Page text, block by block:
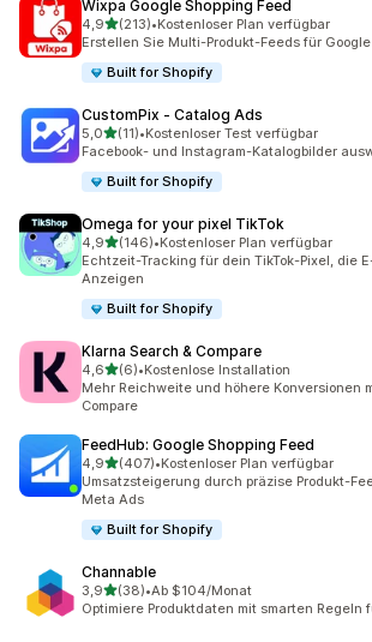
Wixpa Google Shopping Feed
4,9von 5 Sternen
(213)
213 Rezensionen insgesamt
•Kostenloser Plan verfügbar
Erstellen Sie Multi-Produkt-Feeds für
Built for Shopify
CustomPix ‑ Catalog Ads
5,0von 5 Sternen
(11)
11 Rezensionen insgesamt
•Kostenloser Test verfügbar
Facebook- und Instagram-Katalogbilder
Built for Shopify
Omega for your pixel TikTok
4,9von 5 Sternen
(146)
146 Rezensionen insgesamt
•Kostenloser Plan verfügbar
Echtzeit-Tracking für dein TikTok-Pixel, die
Anzeigen
Built for Shopify
Klarna Search & Compare
4,6von 5 Sternen
(6)
6 Rezensionen insgesamt
•Kostenlose Installation
Mehr Reichweite und höhere Konversionen
Compare
FeedHub: Google Shopping Feed
4,9von 5 Sternen
(407)
407 Rezensionen insgesamt
•Kostenloser Plan verfügbar
Umsatzsteigerung durch präzise Produkt-
Meta Ads
Built for Shopify
Channable
3,9von 5 Sternen
(38)
38 Rezensionen insgesamt
•Ab $104/Monat
Optimiere Produktdaten mit smarten Regeln